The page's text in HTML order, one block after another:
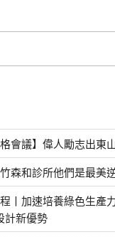
格會議】偉人勵志出東
森和診所他們是最美
丨加速培養綠色生產
計新優勢